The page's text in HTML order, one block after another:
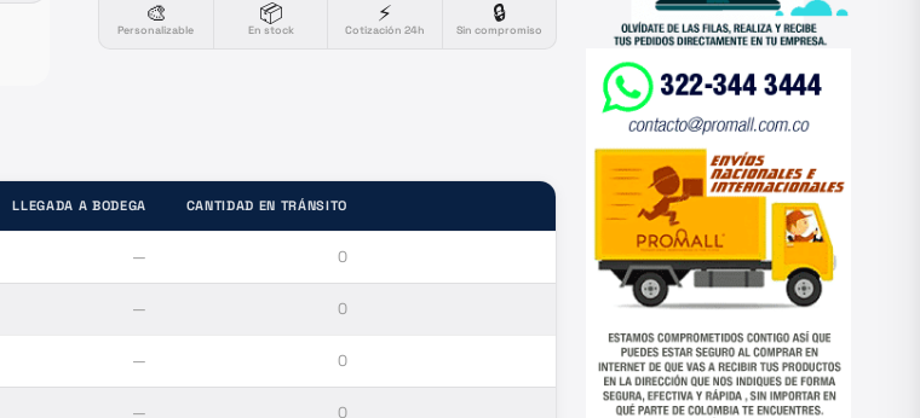
🎨
Personalizable
📦
En stock
⚡
Cotización 24h
🔒
Sin compromiso
LLEGADA A BODEGA CANTIDAD EN TRÁNSITO ESTADO
— 0 —
— 0
— 0 —
— 0